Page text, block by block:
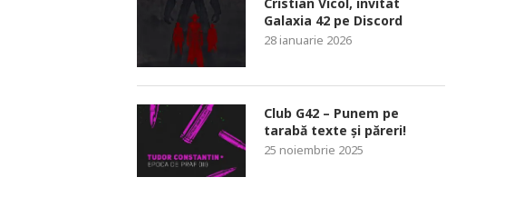
Galaxia 42 pe Discord
28 ianuarie 2026
Club G42 – Punem pe
tarabă texte și păreri!
25 noiembrie 2025